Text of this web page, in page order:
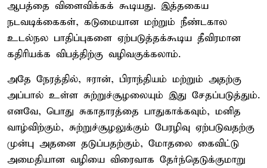
ஆபத்தை விளைவிக்கக் கூடியது. இத்தகைய
நடவடிக்கைகள், கடுமையான மற்றும் நீண்டகால
உடல்நல பாதிப்புகளை ஏற்படுத்தக்கூடிய தீவிரமான
கதிரியக்க விபத்திற்கு வழிவகுக்கலாம்.
அதே நேரத்தில், ஈரான், பிராந்தியம் மற்றும் அதற்கு
அப்பால் உள்ள சுற்றுச்சூழலையும் இது சேதப்படுத்தும்.
எனவே, பொது சுகாதாரத்தை பாதுகாக்கவும், மனித
வாழ்விற்கும், சுற்றுச்சூழலுக்கும் பேரழிவு ஏற்படுவதற்கு
முன்பு அதனை தடுப்பதற்கும், மோதலை கைவிட்டு
அமைதியான வழியை விரைவாக தேர்ந்தெடுக்குமாறு